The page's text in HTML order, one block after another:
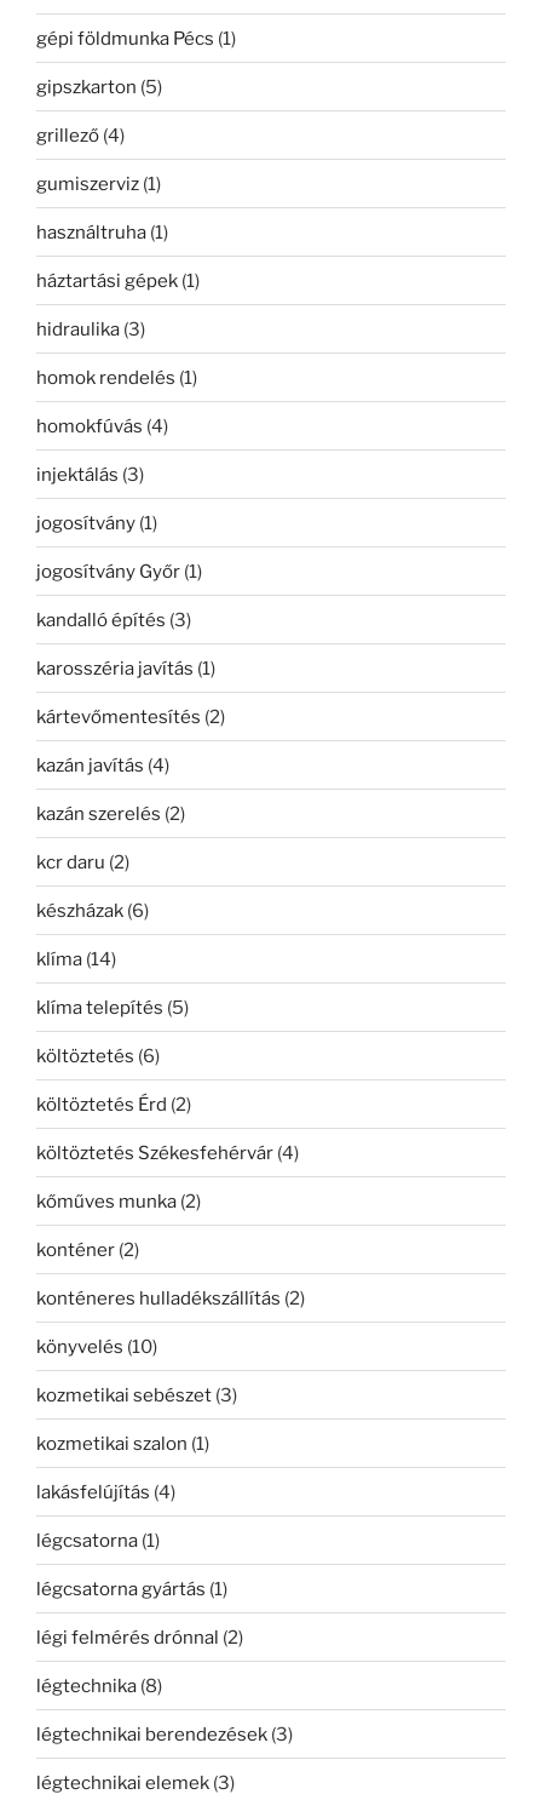
gépi földmunka Pécs (1)
gipszkarton (5)
grillező (4)
gumiszerviz (1)
használtruha (1)
háztartási gépek (1)
hidraulika (3)
homok rendelés (1)
homokfúvás (4)
injektálás (3)
jogosítvány (1)
jogosítvány Győr (1)
kandalló építés (3)
karosszéria javítás (1)
kártevőmentesítés (2)
kazán javítás (4)
kazán szerelés (2)
kcr daru (2)
készházak (6)
klíma (14)
klíma telepítés (5)
költöztetés (6)
költöztetés Érd (2)
költöztetés Székesfehérvár (4)
kőműves munka (2)
konténer (2)
konténeres hulladékszállítás (2)
könyvelés (10)
kozmetikai sebészet (3)
kozmetikai szalon (1)
lakásfelújítás (4)
légcsatorna (1)
légcsatorna gyártás (1)
légi felmérés drónnal (2)
légtechnika (8)
légtechnikai berendezések (3)
légtechnikai elemek (3)